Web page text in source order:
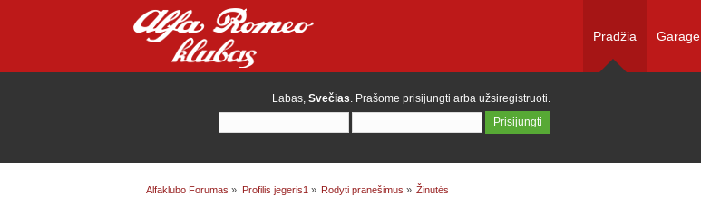
Pradžia Garage
Labas, Svečias. Prašome prisijungti arba užsiregistruoti.
Alfaklubo Forumas » Profilis jegeris1 » Rodyti pranešimus » Žinutės